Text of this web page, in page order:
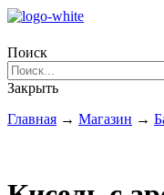
Поиск
Закрыть
Главная → Магазин →